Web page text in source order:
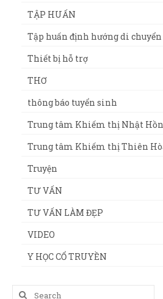
TẬP HUẤN
Tập huấn định hướng di
Thiết bị hỗ trợ
THƠ
thông báo tuyển sinh
Trung tâm Khiếm thị Nhật
Trung tâm Khiếm thị Thiên
Truyện
TƯ VẤN
TƯ VẤN LÀM ĐẸP
VIDEO
Y HỌC CỔ TRUYỀN
Search